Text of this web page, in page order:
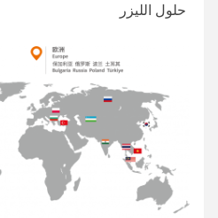
حلول الليزر